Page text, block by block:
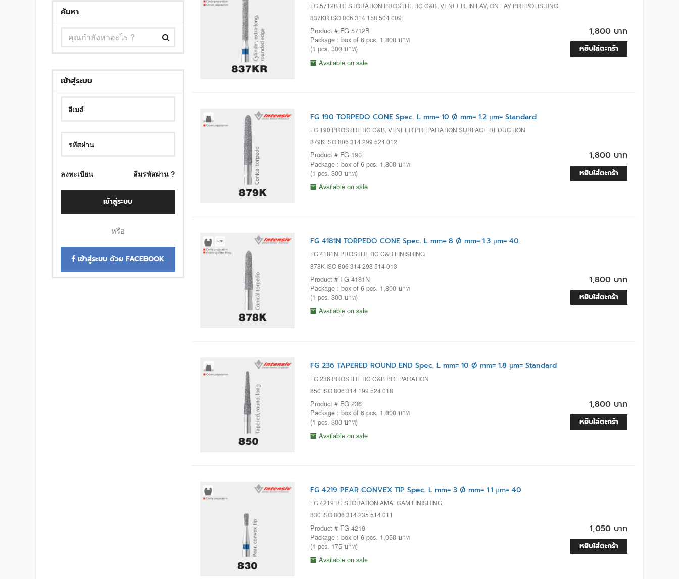
ค้นหา
เข้าสู่ระบบ
ลงทะเบียน ลืมรหัสผ่าน ?
เข้าสู่ระบบ
หรือ
เข้าสู่ระบบ ด้วย FACEBOOK
FG 5712B RESTORATION PROSTHETIC C&B, VENEER, IN LAY, ON LAY PREPOLISHING
837KR ISO 806 314 158 504 009
Product # FG 5712B
Package : box of 6 pcs. 1,800 บาท
(1 pcs. 300 บาท)
Available on sale
1,800 บาท
หยิบใส่ตะกร้า
FG 190 TORPEDO CONE Spec. L mm= 10 Ø mm= 1.2 µm= Standard
FG 190 PROSTHETIC C&B, VENEER PREPARATION SURFACE REDUCTION
879K ISO 806 314 299 524 012
Product # FG 190
Package : box of 6 pcs. 1,800 บาท
(1 pcs. 300 บาท)
Available on sale
1,800 บาท
หยิบใส่ตะกร้า
FG 4181N TORPEDO CONE Spec. L mm= 8 Ø mm= 1.3 µm= 40
FG 4181N PROSTHETIC C&B FINISHING
878K ISO 806 314 298 514 013
Product # FG 4181N
Package : box of 6 pcs. 1,800 บาท
(1 pcs. 300 บาท)
Available on sale
1,800 บาท
หยิบใส่ตะกร้า
FG 236 TAPERED ROUND END Spec. L mm= 10 Ø mm= 1.8 µm= Standard
FG 236 PROSTHETIC C&B PREPARATION
850 ISO 806 314 199 524 018
Product # FG 236
Package : box of 6 pcs. 1,800 บาท
(1 pcs. 300 บาท)
Available on sale
1,800 บาท
หยิบใส่ตะกร้า
FG 4219 PEAR CONVEX TIP Spec. L mm= 3 Ø mm= 1.1 µm= 40
FG 4219 RESTORATION AMALGAM FINISHING
830 ISO 806 314 235 514 011
Product # FG 4219
Package : box of 6 pcs. 1,050 บาท
(1 pcs. 175 บาท)
Available on sale
1,050 บาท
หยิบใส่ตะกร้า